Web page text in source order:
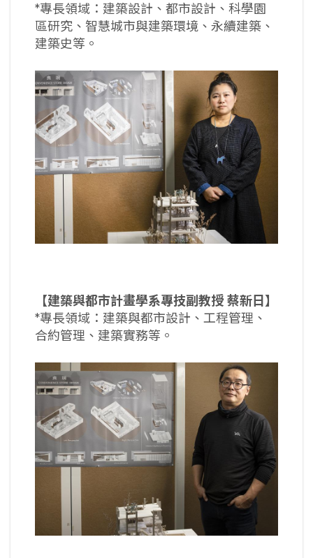
*專長領域：建築設計、都市設計、科學園
區研究、智慧城市與建築環境、永續建築、
建築史等。
【建築與都市計畫學系專技副教授 蔡新日】
*專長領域：建築與都市設計、工程管理、
合約管理、建築實務等。